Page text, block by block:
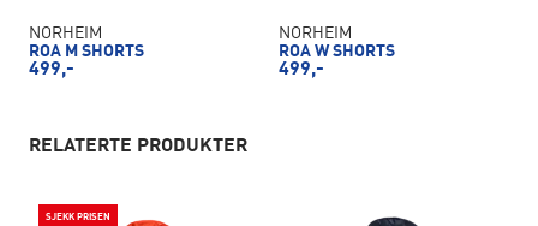
NORHEIM
ROA M SHORTS
499,-
NORHEIM
ROA W SHORTS
499,-
RELATERTE PRODUKTER
SJEKK PRISEN